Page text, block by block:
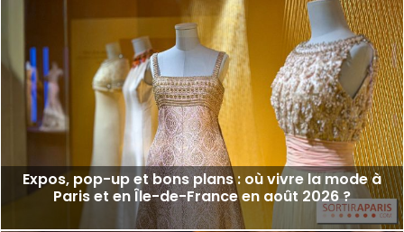
Expos, pop-up et bons plans : où vivre la mode à
Paris et en Île-de-France en août 2026 ?